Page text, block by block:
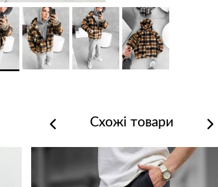
Схожі товари